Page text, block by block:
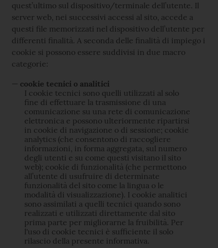
quest’ultimo sul dispositivo/terminale dell’utente. Il
server web, nei successivi accessi al sito, accede a
questi file memorizzati nel dispositivo dell’utente per
differenti finalità. A seconda delle finalità di impiego i
cookie si possono essere suddivisi in due macro
categorie:
cookie tecnici o analitici
I cookie tecnici sono quelli utilizzati al solo
fine di effettuare la trasmissione di una
comunicazione su una rete di comunicazione
elettronica e possono ulteriormente ripartirsi
in cookie di navigazione o di sessione; cookie
analytics (che consentono di raccogliere
informazioni, in forma aggregata, sul numero
degli utenti e su come questi visitano il sito
web); cookie di funzionalità (che permettono
all’utente di usufruire di determinate
funzionalità del sito come la lingua o le
modalità di visualizzazione). I cookie analitici
sono assimilati a quelli tecnici quando sono
realizzati e utilizzati direttamente dal sito
prima parte per migliorarne la fruibilità. Per
l'uso di cookie tecnici è sufficiente il solo
rilascio della presente informativa.